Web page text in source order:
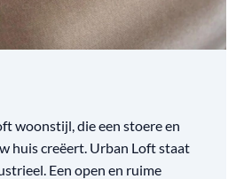
woonstijl, die een stoere en
huis creëert. Urban Loft staat
Een open en ruime